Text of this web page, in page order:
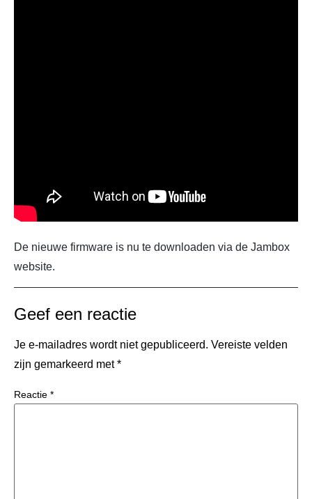
De nieuwe firmware is nu te downloaden via de Jambox
website.
Geef een reactie
Je e-mailadres wordt niet gepubliceerd. Vereiste velden
zijn gemarkeerd met*
Reactie *